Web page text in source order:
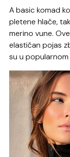
A basic komad
pletene hlače,
merino vune.
elastičan pojas
su u